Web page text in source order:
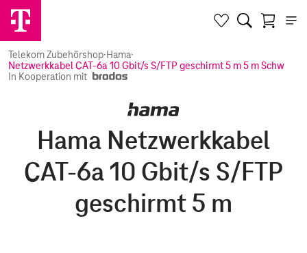
Telekom Zubehörshop·Hama·
Netzwerkkabel CAT-6a 10 Gbit/s S/FTP geschirmt 5 m 5 m Schwarz
In Kooperation mit
Hama Netzwerkkabel
CAT-6a 10 Gbit/s S/FTP
geschirmt 5 m